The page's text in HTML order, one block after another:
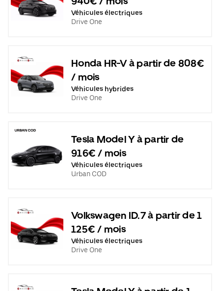
Véhicules électriques
Drive One
Honda HR-V à partir de 808€
/ mois
Véhicules hybrides
Drive One
Tesla Model Y à partir de
916€ / mois
Véhicules électriques
Urban COD
Volkswagen ID.7 à partir de 1
125€ / mois
Véhicules électriques
Drive One